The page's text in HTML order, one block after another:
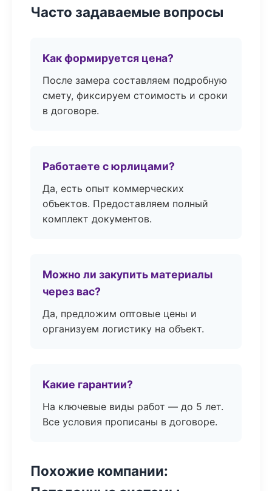
Часто задаваемые вопросы
Как формируется цена?
После замера составляем подробную
смету, фиксируем стоимость и сроки
в договоре.
Работаете с юрлицами?
Да, есть опыт коммерческих
объектов. Предоставляем полный
комплект документов.
Можно ли закупить материалы
через вас?
Да, предложим оптовые цены и
организуем логистику на объект.
Какие гарантии?
На ключевые виды работ — до 5 лет.
Все условия прописаны в договоре.
Похожие компании: